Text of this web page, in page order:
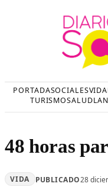
PORTADASOCIALESVIDA
TURISMOSALUD
48 horas
VIDA PUBLICADO28